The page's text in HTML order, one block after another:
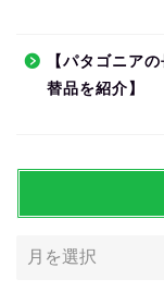
【パタゴニア
替品を紹介】